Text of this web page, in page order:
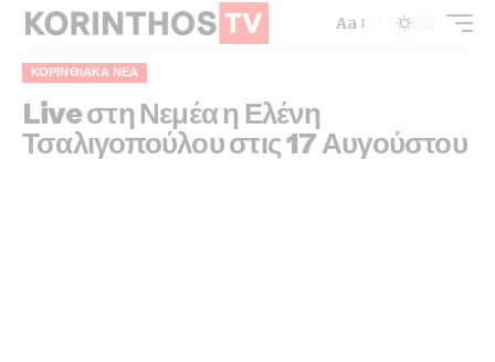
Aa
ΚΟΡΙΝΘΙΑΚΆ ΝΈΑ
Live στη Νεμέα η Ελένη
Τσαλιγοπούλου στις 17 Αυγούστου